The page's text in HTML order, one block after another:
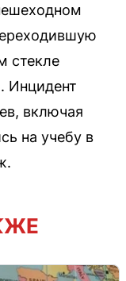
стекле
Инцидент
включая
на учебу в